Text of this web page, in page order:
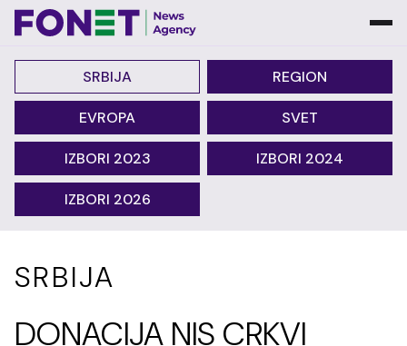
SRBIJA REGION
EVROPA SVET
IZBORI 2023 IZBORI 2024
IZBORI 2026
SRBIJA
DONACIJA NIS CRKVI